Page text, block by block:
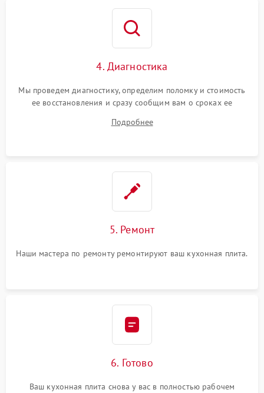
4. Диагностика
Мы проведем диагностику, определим поломку и стоимость
ее восстановления и сразу сообщим вам о сроках ее
Подробнее
5. Ремонт
Наши мастера по ремонту ремонтируют ваш кухонная плита.
6. Готово
Ваш кухонная плита снова у вас в полностью рабочем